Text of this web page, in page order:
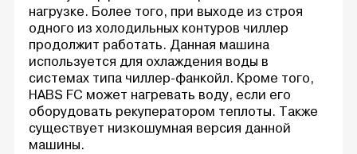
нагрузке. Более того, при выходе из строя
одного из холодильных контуров чиллер
продолжит работать. Данная машина
используется для охлаждения воды в
системах типа чиллер-фанкойл. Кроме того,
HABS FC может нагревать воду, если его
оборудовать рекуператором теплоты. Также
существует низкошумная версия данной
машины.